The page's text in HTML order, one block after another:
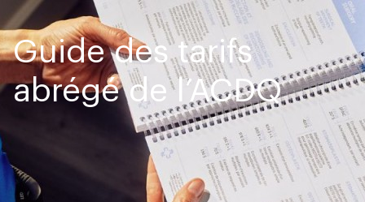
navigation
Guide des tarifs
abrégé de l’ACDQ